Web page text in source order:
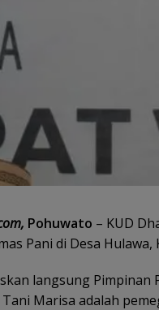
Pohuwato – KUD
Pani di Desa
langsung Pimpinan
Marisa adalah